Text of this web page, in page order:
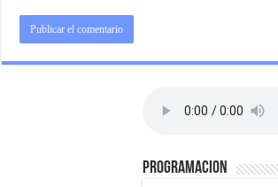
PROGRAMACION